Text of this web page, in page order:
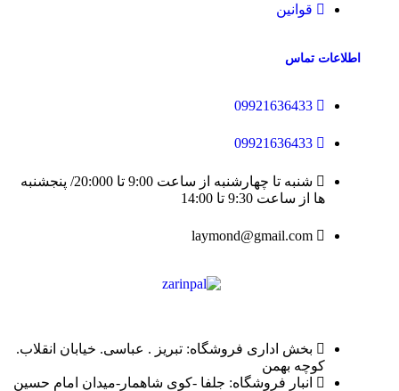
قوانین
اطلاعات تماس
09921636433
09921636433
شنبه تا چهارشنبه از ساعت 9:00 تا 20:000/ پنجشنبه
ها از ساعت 9:30 تا 14:00
laymond@gmail.com
بخش اداری فروشگاه: تبریز . عباسی. خیابان انقلاب.
کوچه بهمن
انبار فروشگاه: جلفا -کوی شاهمار-میدان امام حسین